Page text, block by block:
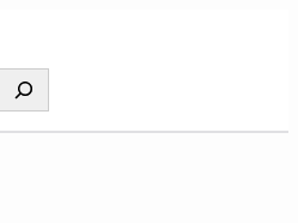
Suchen